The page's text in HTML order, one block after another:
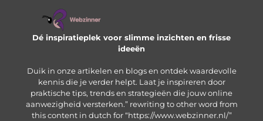
Dé inspiratieplek voor slimme inzichten en frisse
ideeën
Duik in onze artikelen en blogs en ontdek waardevolle
kennis die je verder helpt. Laat je inspireren door
praktische tips, trends en strategieën die jouw online
aanwezigheid versterken.” rewriting to other word from
this content in dutch for “https://www.webzinner.nl/”